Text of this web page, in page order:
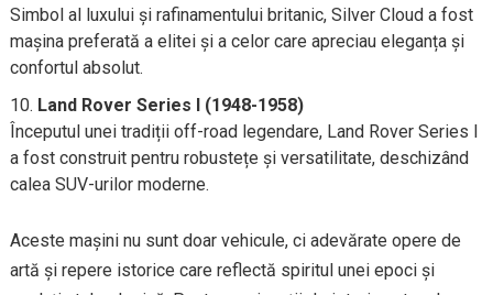
Simbol al luxului și rafinamentului britanic, Silver Cloud a fost
mașina preferată a elitei și a celor care apreciau eleganța și
confortul absolut.
Land Rover Series I (1948-1958)
Începutul unei tradiții off-road legendare, Land Rover Series I
a fost construit pentru robustețe și versatilitate, deschizând
calea SUV-urilor moderne.
Aceste mașini nu sunt doar vehicule, ci adevărate opere de
artă și repere istorice care reflectă spiritul unei epoci și